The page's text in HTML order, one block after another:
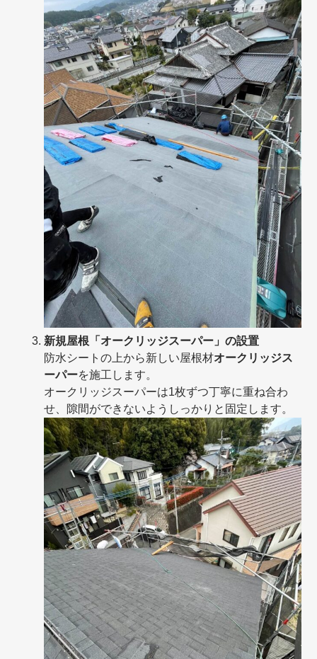
新規屋根「オークリッジスーパー」の設置
防水シートの上から新しい屋根材オークリッジス
ーパーを施工します。
オークリッジスーパーは1枚ずつ丁寧に重ね合わ
せ、隙間ができないようしっかりと固定します。